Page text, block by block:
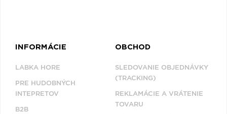
INFORMÁCIE
LABKA HORE
PRE HUDOBNÝCH
INTEPRETOV
B2B
OBCHOD
SLEDOVANIE OBJEDNÁVKY
(TRACKING)
REKLAMÁCIE A VRÁTENIE
TOVARU